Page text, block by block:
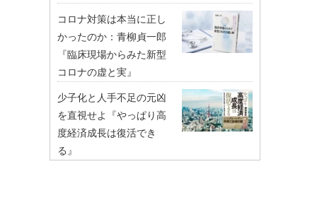
コロナ対策は本当に正し
かったのか：青柳貞一郎
『臨床現場からみた新型
コロナの虚と実』
少子化と人手不足の元凶
を直視せよ『やっぱり高
度経済成長は復活でき
る』